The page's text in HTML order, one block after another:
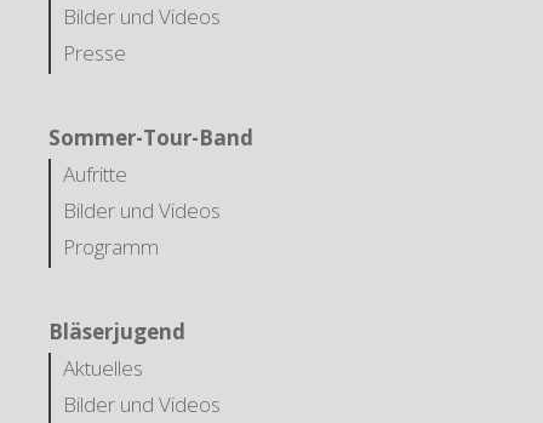
Bilder und Videos
Presse
Sommer-Tour-Band
Aufritte
Bilder und Videos
Programm
Bläserjugend
Aktuelles
Bilder und Videos